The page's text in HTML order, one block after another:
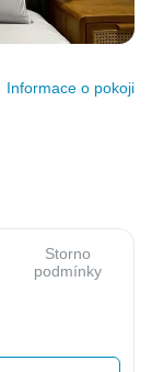
Informace o pokoji
Storno
podmínky